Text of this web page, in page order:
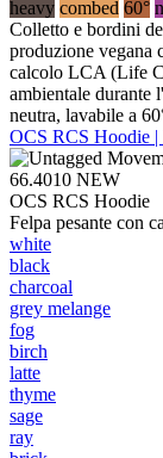
heavy combed 60°
Colletto e bordini
produzione vegana
calcolo LCA (Life
ambientale durante
neutra, lavabile a
OCS RCS Hoodie
66.4010 NEW
OCS RCS Hoodie
Felpa pesante con
white
black
charcoal
grey melange
fog
birch
latte
thyme
sage
ray